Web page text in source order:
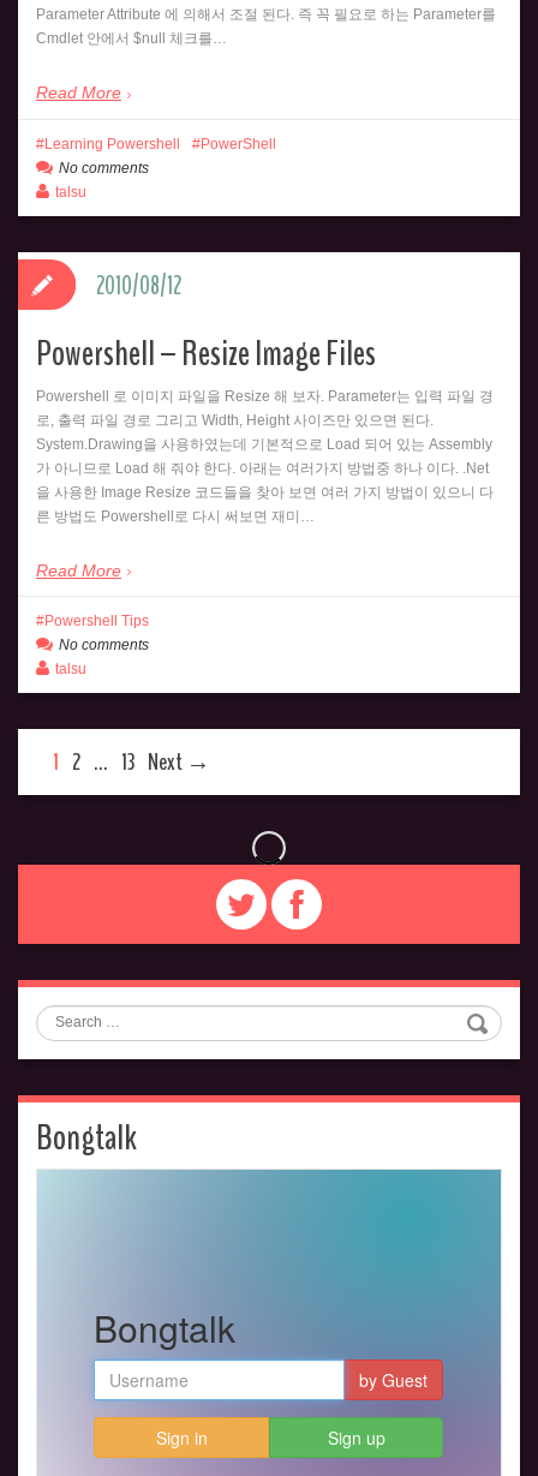
Parameter Attribute 에 의해서 조절 된다. 즉 꼭 필요로 하는 Parameter를
Cmdlet 안에서 $null 체크를…
Read More
Learning Powershell
PowerShell
No comments
talsu
Powershell – Resize Image Files
Powershell 로 이미지 파일을 Resize 해 보자. Parameter는 입력 파일 경
로, 출력 파일 경로 그리고 Width, Height 사이즈만 있으면 된다.
System.Drawing을 사용하였는데 기본적으로 Load 되어 있는 Assembly
가 아니므로 Load 해 줘야 한다. 아래는 여러가지 방법중 하나 이다. .Net
을 사용한 Image Resize 코드들을 찾아 보면 여러 가지 방법이 있으니 다
른 방법도 Powershell로 다시 써보면 재미…
Read More
2010/08/12
Powershell Tips
No comments
talsu
1 2 … 13 Next →
Search
Bongtalk